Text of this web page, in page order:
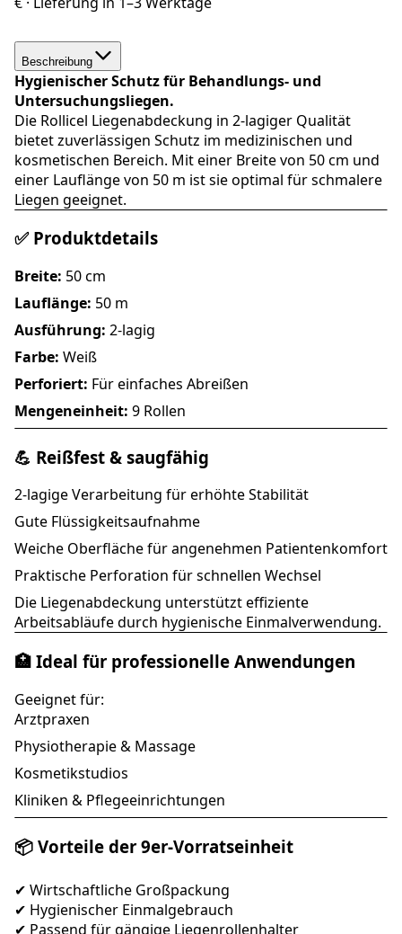
Beschreibung
Hygienischer Schutz für Behandlungs- und
Untersuchungsliegen.
Die Rollicel Liegenabdeckung in 2-lagiger Qualität
bietet zuverlässigen Schutz im medizinischen und
kosmetischen Bereich. Mit einer Breite von 50 cm und
einer Lauflänge von 50 m ist sie optimal für schmalere
Liegen geeignet.
✅ Produktdetails
Breite: 50 cm
Lauflänge: 50 m
Ausführung: 2-lagig
Farbe: Weiß
Perforiert: Für einfaches Abreißen
Mengeneinheit: 9 Rollen
💪 Reißfest & saugfähig
2-lagige Verarbeitung für erhöhte Stabilität
Gute Flüssigkeitsaufnahme
Weiche Oberfläche für angenehmen Patientenkomfort
Praktische Perforation für schnellen Wechsel
Die Liegenabdeckung unterstützt effiziente
Arbeitsabläufe durch hygienische Einmalverwendung.
🏥 Ideal für professionelle Anwendungen
Geeignet für:
Arztpraxen
Physiotherapie & Massage
Kosmetikstudios
Kliniken & Pflegeeinrichtungen
📦 Vorteile der 9er-Vorratseinheit
✔ Wirtschaftliche Großpackung
✔ Hygienischer Einmalgebrauch
✔ Passend für gängige Liegenrollenhalter